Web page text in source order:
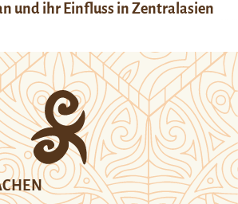
und ihr Einfluss in Zentralasien